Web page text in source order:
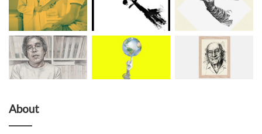
About